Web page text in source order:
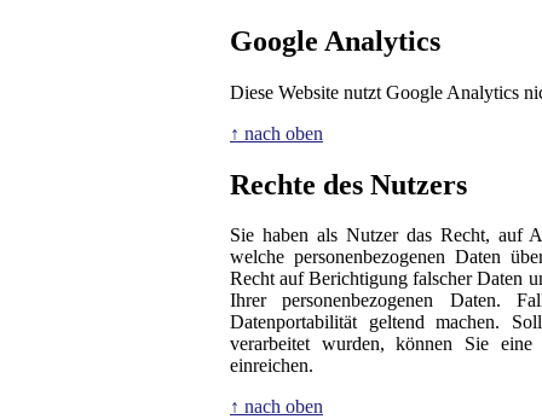
Google Analytics
Diese Website nutzt Google Analytics
↑ nach oben
Rechte des Nutzers
Sie haben als Nutzer das Recht, auf
welche personenbezogenen Daten
Recht auf Berichtigung falscher Daten
Ihrer personenbezogenen Daten.
Datenportabilität geltend machen.
verarbeitet wurden, können Sie eine
einreichen.
↑ nach oben